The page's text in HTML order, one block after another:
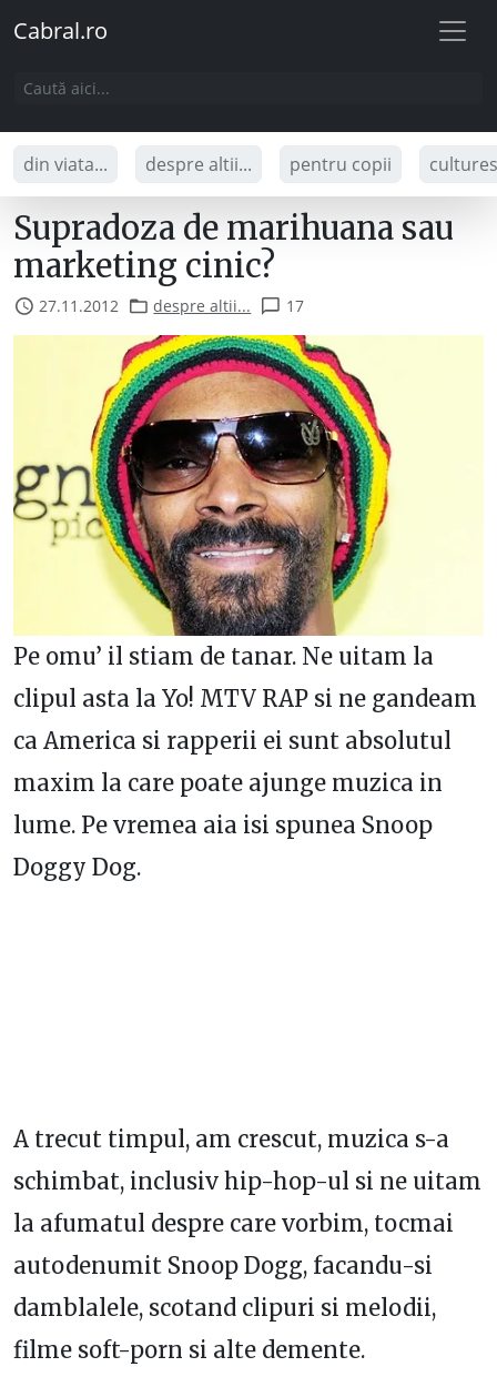
Cabral.ro
din viata... despre altii... pentru copii
Supradoza de marihuana sau
marketing cinic?
27.11.2012 despre altii... 17
Pe omu’ il stiam de tanar. Ne uitam la
clipul asta la Yo! MTV RAP si ne gandeam
ca America si rapperii ei sunt absolutul
maxim la care poate ajunge muzica in
lume. Pe vremea aia isi spunea Snoop
Doggy Dog.
A trecut timpul, am crescut, muzica s-a
schimbat, inclusiv hip-hop-ul si ne uitam
la afumatul despre care vorbim, tocmai
autodenumit Snoop Dogg, facandu-si
damblalele, scotand clipuri si melodii,
filme soft-porn si alte demente.